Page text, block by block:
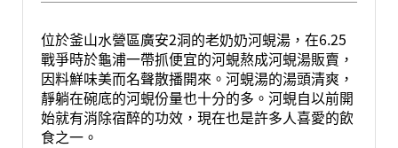
位於釜山水營區廣安2洞的老奶奶河蜆湯，在6.25
戰爭時於龜浦一帶抓便宜的河蜆熬成河蜆湯販賣，
因料鮮味美而名聲散播開來。河蜆湯的湯頭清爽，
靜躺在碗底的河蜆份量也十分的多。河蜆自以前開
始就有消除宿醉的功效，現在也是許多人喜愛的飲
食之一。